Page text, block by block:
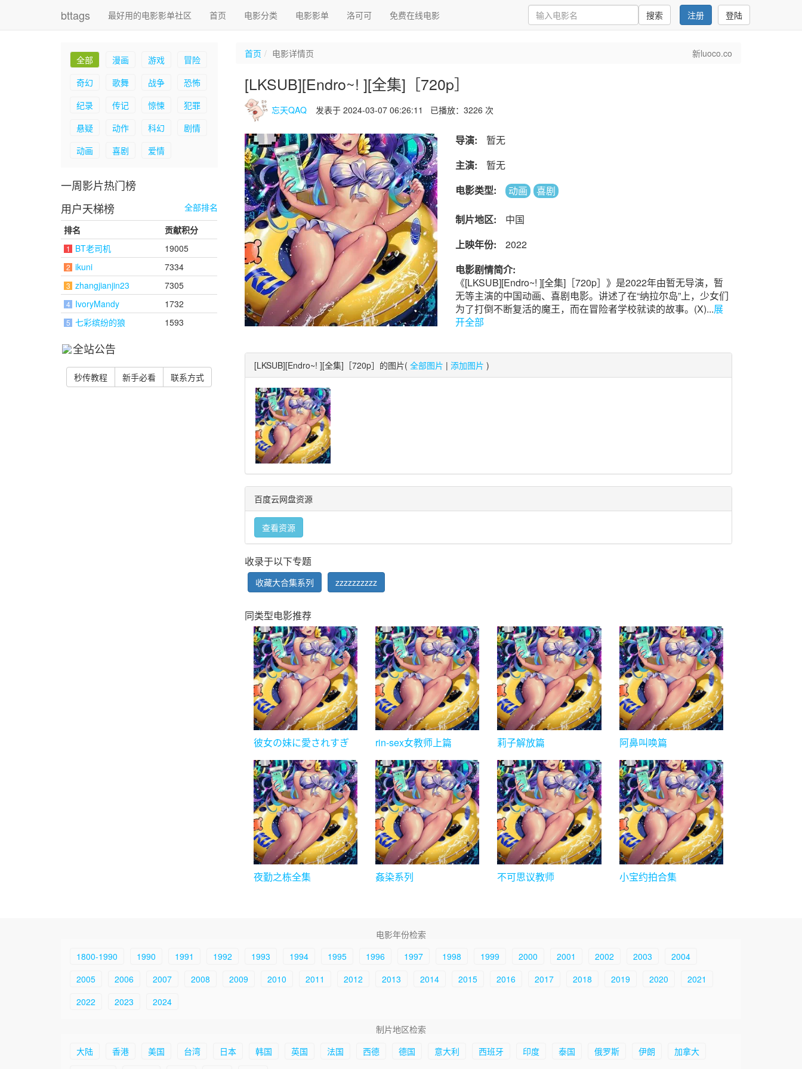
bttags 最好用的电影影单社区 首页 电影分类 电影影单 洛可可 免费在线电影 搜索 注册 登陆
全部 漫画 游戏
冒险
奇幻
歌舞 战争
恐怖
纪录
传记 惊悚
犯罪
悬疑
动作 科幻
剧情
动画
喜剧 爱情
一周影片热门榜
用户天梯榜
全部排名
排名
贡献积分
1 BT老司机 19005
2 ikuni 7334
3 zhangjianjin23 7305
4 IvoryMandy 1732
5 七彩缤纷的狼 1593
全站公告
秒传教程 新手必看 联系方式
首页 电影详情页 新luoco.co
[LKSUB][Endro~! ][全集]［720p］
忘天QAQ 发表于 2024-03-07 06:26:11 已播放：3226 次
导演:
暂无
主演:
暂无
电影类型:
动画 喜剧
制片地区:
中国
上映年份:
2022
电影剧情简介:
《[LKSUB][Endro~! ][全集]［720p］》是2022年由暂无导演，暂
无等主演的中国动画、喜剧电影。讲述了在“纳拉尔岛”上，少女们
为了打倒不断复活的魔王，而在冒险者学校就读的故事。(X)...展
开全部
[LKSUB][Endro~! ][全集]［720p］的图片( 全部图片 | 添加图片 )
百度云网盘资源
查看资源
收录于以下专题
收藏大合集系列 zzzzzzzzzz
同类型电影推荐
彼女の妹に愛されすぎ
石原希望
rin-sex女教师上篇 莉子解放篇 阿鼻叫唤篇
夜勤之栋全集 姦染系列 不可思议教师 小宝约拍合集
电影年份检索
1800-1990
1990 1991 1992 1993 1994 1995 1996 1997 1998 1999 2000 2001 2002 2003
2004
2005
2006 2007 2008 2009 2010 2011 2012 2013 2014 2015 2016 2017 2018 2019 2020
2021
2022
2023 2024
制片地区检索
大陆
香港 美国 台湾 日本 韩国 英国 法国 西德 德国 意大利 西班牙 印度 泰国 俄罗斯 伊朗
加拿大